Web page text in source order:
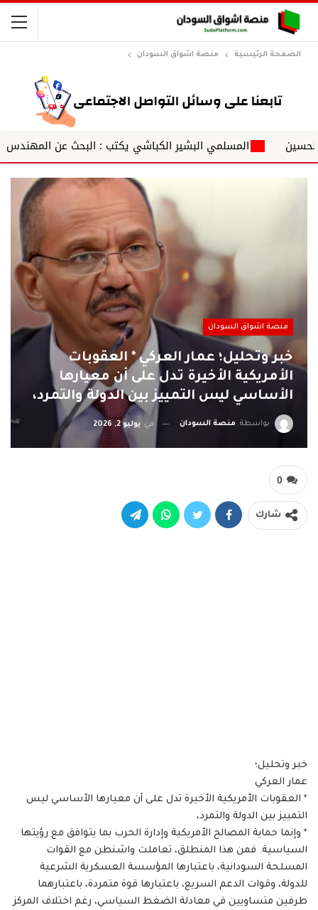
الصفحة الرئيسية منصة اشواق السودان
المسلمي البشير الكباشي يكتب : البحث عن المهندس عبد
منصة اشواق السودان
خبر وتحليل؛ عمار العركي * العقوبات
الأمريكية الأخيرة تدل على أن معيارها
الأساسي ليس التمييز بين الدولة والتمرد،
بواسطة منصة السودان في يوليو 2, 2026
0
شارك
خبر وتحليل؛
عمار العركي
* العقوبات الأمريكية الأخيرة تدل على أن معيارها الأساسي ليس
التمييز بين الدولة والتمرد،
* وإنما حماية المصالح الأمريكية وإدارة الحرب بما يتوافق مع رؤيتها
السياسية. فمن هذا المنطلق، تعاملت واشنطن مع القوات
المسلحة السودانية، باعتبارها المؤسسة العسكرية الشرعية
للدولة، وقوات الدعم السريع، باعتبارها قوة متمردة، باعتبارهما
طرفين متساويين في معادلة الضغط السياسي، رغم اختلاف المركز